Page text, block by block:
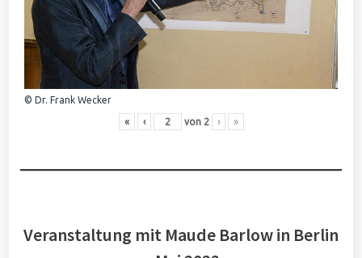
© Dr. Frank Wecker
« ‹ von 2 › »
Veranstaltung mit Maude Barlow in Berlin